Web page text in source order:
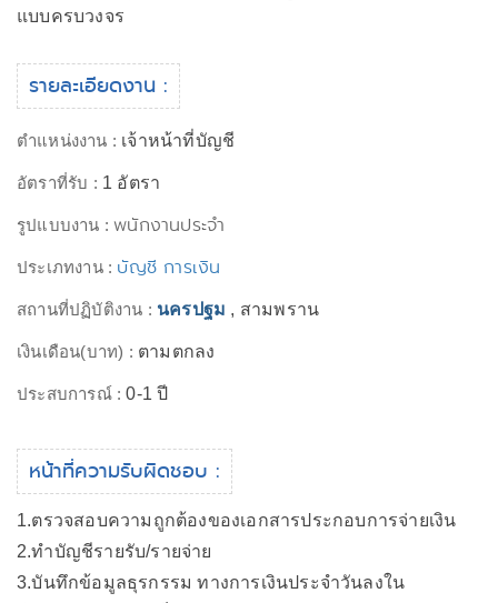
แบบครบวงจร
รายละเอียดงาน :
ตำแหน่งงาน : เจ้าหน้าที่บัญชี
อัตราที่รับ : 1 อัตรา
รูปแบบงาน :พนักงานประจำ
ประเภทงาน : บัญชี การเงิน
สถานที่ปฏิบัติงาน : นครปฐม , สามพราน
เงินเดือน(บาท) : ตามตกลง
ประสบการณ์ :0-1 ปี
หน้าที่ความรับผิดชอบ :
1.ตรวจสอบความถูกต้องของเอกสารประกอบการจ่ายเงิน
2.ทำบัญชีรายรับ/รายจ่าย
3.บันทึกข้อมูลธุรกรรม ทางการเงินประจำวันลงใน